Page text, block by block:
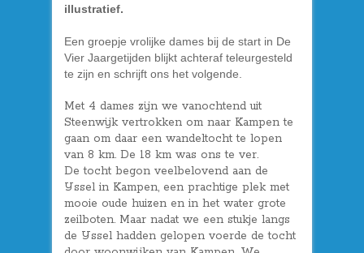
illustratief.
Een groepje vrolijke dames bij de start in De
Vier Jaargetijden blijkt achteraf teleurgesteld
te zijn en schrijft ons het volgende.
Met 4 dames zijn we vanochtend uit
Steenwijk vertrokken om naar Kampen te
gaan om daar een wandeltocht te lopen
van 8 km. De 18 km was ons te ver.
De tocht begon veelbelovend aan de
IJssel in Kampen, een prachtige plek met
mooie oude huizen en in het water grote
zeilboten. Maar nadat we een stukje langs
de IJssel hadden gelopen voerde de tocht